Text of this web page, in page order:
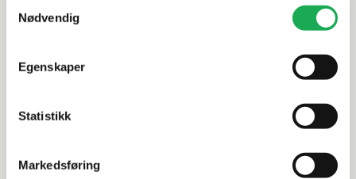
Nødvendig
Egenskaper
Statistikk
Markedsføring
Alternative produkter
Fastvegg MATCH D 100 cm, Klart glass
-20%
Fastvegg
-20%